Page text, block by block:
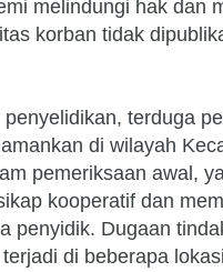
melindungi hak dan
korban tidak
terduga
di wilayah
pemeriksaan awal,
kooperatif dan
penyidik. Dugaan
di beberapa